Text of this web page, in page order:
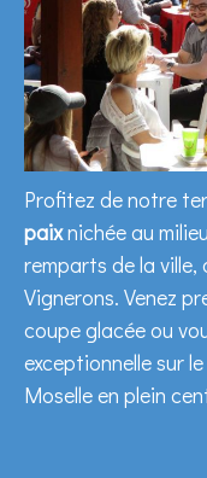
Profitez de notre
paixnichée au
remparts de la ville,
Vignerons. Venez
coupe glacée ou
exceptionnelle sur
Moselle en plein